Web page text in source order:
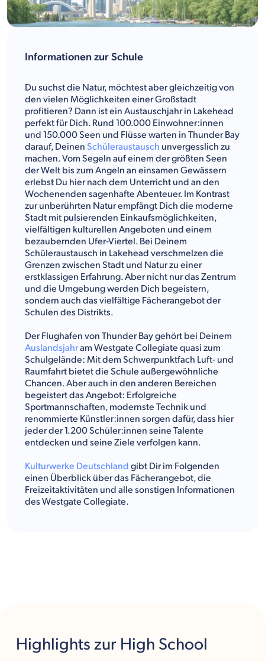
Informationen zur Schule
Du suchst die Natur, möchtest aber gleichzeitig von
den vielen Möglichkeiten einer Großstadt
profitieren? Dann ist ein Austauschjahr in Lakehead
perfekt für Dich. Rund 100.000 Einwohner:innen
und 150.000 Seen und Flüsse warten in Thunder Bay
darauf, Deinen Schüleraustausch unvergesslich zu
machen. Vom Segeln auf einem der größten Seen
der Welt bis zum Angeln an einsamen Gewässern
erlebst Du hier nach dem Unterricht und an den
Wochenenden sagenhafte Abenteuer. Im Kontrast
zur unberührten Natur empfängt Dich die moderne
Stadt mit pulsierenden Einkaufsmöglichkeiten,
vielfältigen kulturellen Angeboten und einem
bezaubernden Ufer-Viertel. Bei Deinem
Schüleraustausch in Lakehead verschmelzen die
Grenzen zwischen Stadt und Natur zu einer
erstklassigen Erfahrung. Aber nicht nur das Zentrum
und die Umgebung werden Dich begeistern,
sondern auch das vielfältige Fächerangebot der
Schulen des Distrikts.
Der Flughafen von Thunder Bay gehört bei Deinem
Auslandsjahram Westgate Collegiate quasi zum
Schulgelände: Mit dem Schwerpunktfach Luft- und
Raumfahrt bietet die Schule außergewöhnliche
Chancen. Aber auch in den anderen Bereichen
begeistert das Angebot: Erfolgreiche
Sportmannschaften, modernste Technik und
renommierte Künstler:innen sorgen dafür, dass hier
jeder der 1.200 Schüler:innen seine Talente
entdecken und seine Ziele verfolgen kann.
Kulturwerke Deutschland gibt Dir im Folgenden
einen Überblick über das Fächerangebot, die
Freizeitaktivitäten und alle sonstigen Informationen
des Westgate Collegiate.
Highlights zur High School